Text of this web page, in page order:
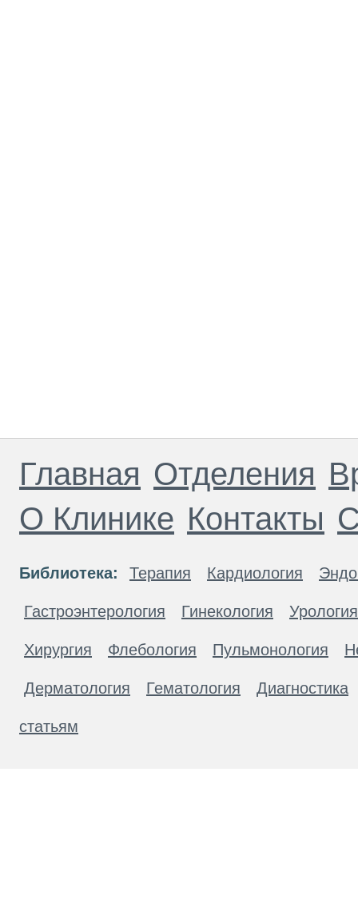
Главная Отделения
О Клинике Контакты
Библиотека: Терапия Кардиология
Гастроэнтерология Гинекология Урология
Хирургия Флебология Пульмонология
Дерматология Гематология Диагностика
статьям